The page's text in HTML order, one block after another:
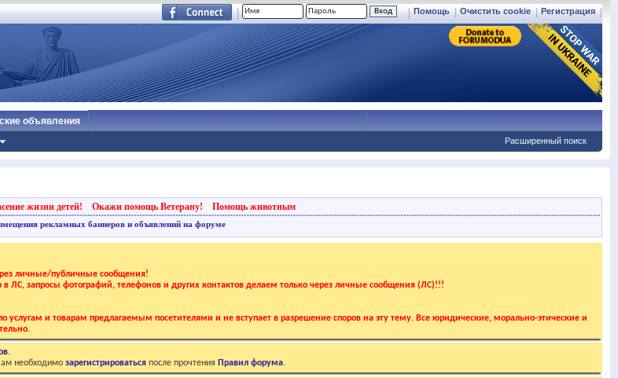
Регистрация
Очистить cookie
Помощь
объявления
Расширенный поиск
жизни детей! Окажи помощь Ветерану! Помощь животным
рекламных баннеров и объявлений на форуме
личные/публичные сообщения!
в ЛС, запросы фотографий, телефонов и других контактов делаем только через личные сообщения (ЛС)!!!
услугам и товарам предлагаемым посетителями и не вступает в разрешение споров на эту тему. Все юридические, морально-этические и
.
необходимо зарегистрироваться после прочтения Правил форума.